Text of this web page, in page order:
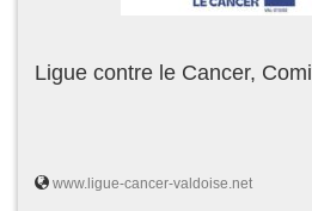
Ligue contre le Cancer,
www.ligue-cancer-valdoise.net